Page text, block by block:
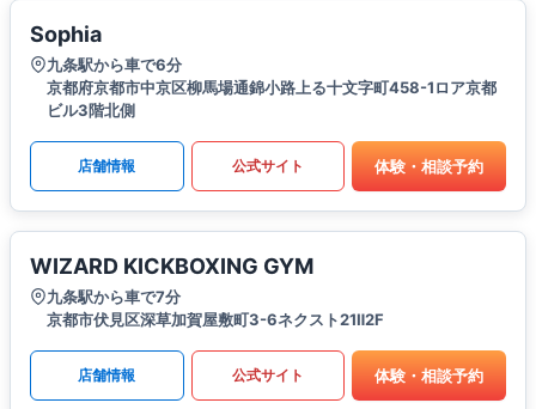
Sophia
九条駅から車で6分
京都府京都市中京区柳馬場通錦小路上る十文字町458-1ロア京都
ビル3階北側
店舗情報 公式サイト 体験・相談予約
WIZARD KICKBOXING GYM
九条駅から車で7分
京都市伏見区深草加賀屋敷町3-6ネクスト21Ⅱ2F
店舗情報 公式サイト 体験・相談予約